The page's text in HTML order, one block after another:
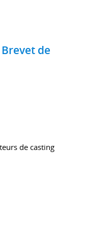
de
de casting